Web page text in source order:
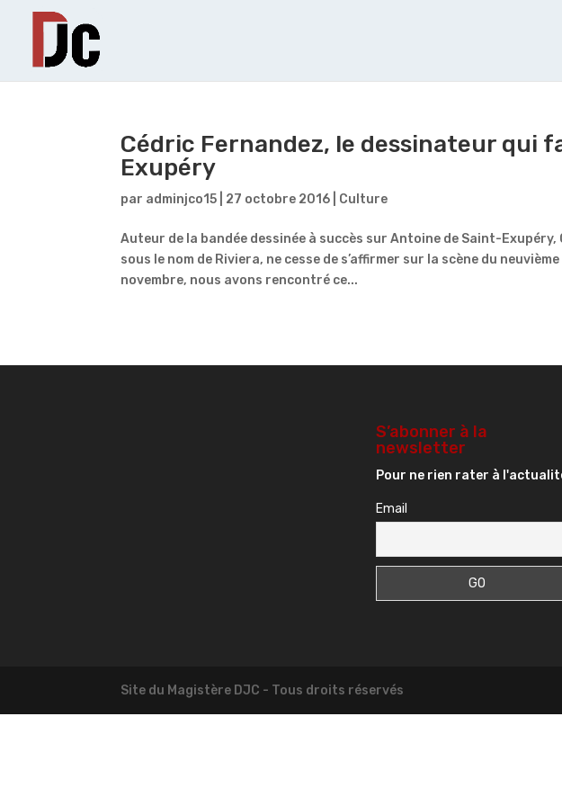
Cédric Fernandez, le dessinateur qui
Exupéry
par adminjco15 27 octobre 2016 Culture
Auteur de la bandée dessinée à succès sur Antoine de Saint-
sous le nom de Riviera, ne cesse de s’affirmer sur la scène du
novembre, nous avons rencontré ce...
S’abonner à la
newsletter
Pour ne rien rater à
Email
Site du Magistère DJC - Tous droits réservés